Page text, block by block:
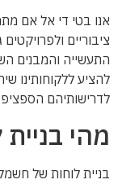
אנו בטי די אל אם
ציבוריים
התעשייה והמבנים
להציע ללקוחותינו
לדרישותיהם
מהי
בניית לוחות של